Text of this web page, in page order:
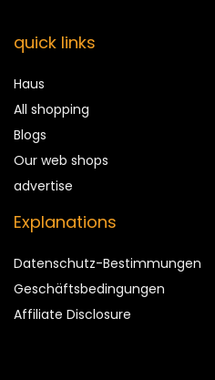
quick links
Haus
All shopping
Blogs
Our web shops
advertise
Explanations
Datenschutz-Bestimmungen
Geschäftsbedingungen
Affiliate Disclosure